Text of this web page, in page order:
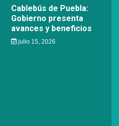
Cablebús de Puebla:
Gobierno presenta
avances y beneficios
julio 15, 2026